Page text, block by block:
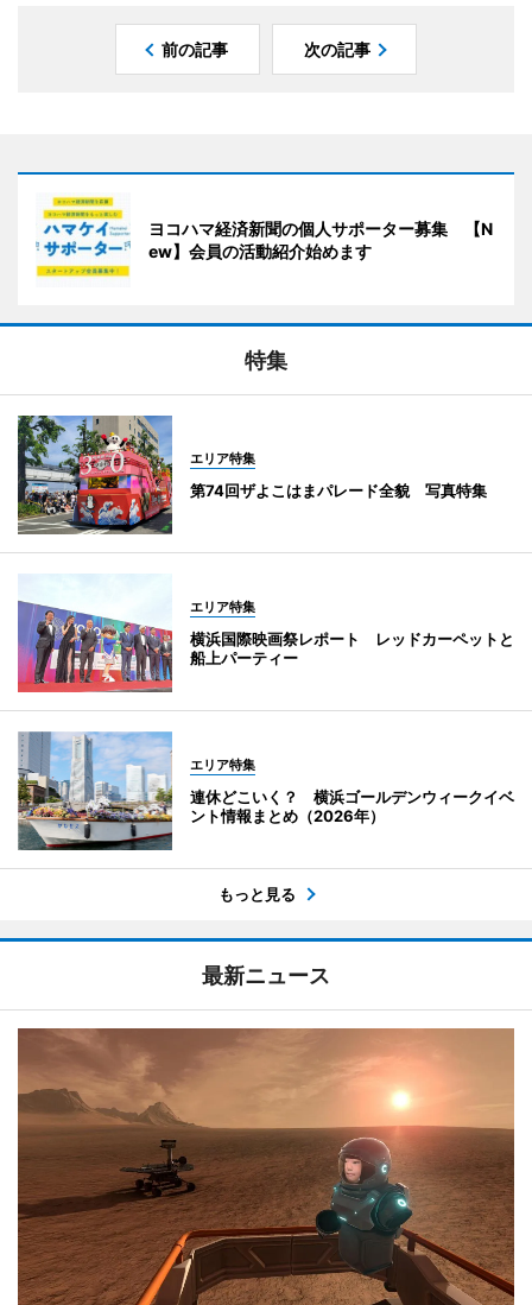
前の記事 次の記事
ヨコハマ経済新聞の個人サポーター募集 【N
ew】会員の活動紹介始めます
特集
エリア特集
第74回ザよこはまパレード全貌 写真特集
エリア特集
横浜国際映画祭レポート レッドカーペットと
船上パーティー
エリア特集
連休どこいく？ 横浜ゴールデンウィークイベ
ント情報まとめ（2026年）
もっと見る
最新ニュース